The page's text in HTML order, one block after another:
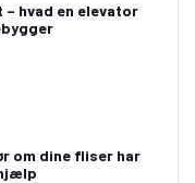
hvad en elevator
om dine fliser har